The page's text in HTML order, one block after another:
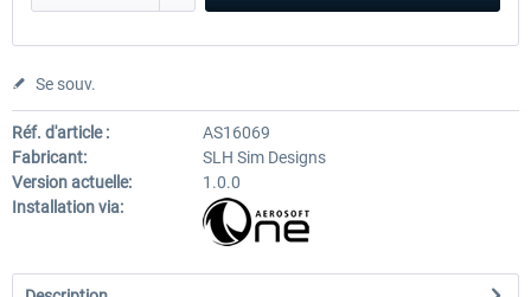
Se souv.
Réf. d'article :
AS16069
Fabricant:
SLH Sim Designs
Version actuelle:
1.0.0
Installation via: